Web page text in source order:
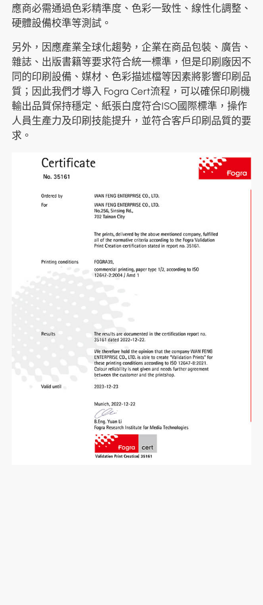
應商必需通過色彩精準度、色彩一致性、線性化調整、
硬體設備校準等測試。
另外，因應產業全球化趨勢，企業在商品包裝、廣告、
雜誌、出版書籍等要求符合統一標準，但是印刷廠因不
同的印刷設備、媒材、色彩描述檔等因素將影響印刷品
質；因此我們才導入 Fogra Cert流程，可以確保印刷機
輸出品質保持穩定、紙張白度符合ISO國際標準，操作
人員生產力及印刷技能提升，並符合客戶印刷品質的要
求。